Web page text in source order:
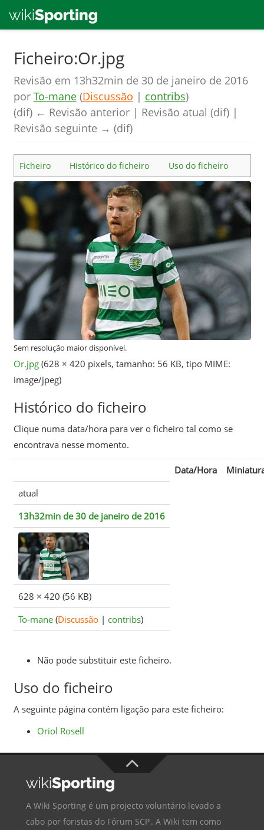
main
content
Ficheiro:Or.jpg
Revisão em 13h32min de 30 de janeiro de 2016
por To-mane (Discussão | contribs)
(dif) ← Revisão anterior | Revisão atual (dif) |
Revisão seguinte → (dif)
Ficheiro Histórico do ficheiro Uso do ficheiro
Sem resolução maior disponível.
Or.jpg‎ (628 × 420 pixels, tamanho: 56 KB, tipo MIME:
image/jpeg)
Histórico do ficheiro
Clique numa data/hora para ver o ficheiro tal como se
encontrava nesse momento.
Data/Hora
atual
13h32min de 30 de janeiro de 2016
628 × 420 (56 KB)
To-mane (Discussão| contribs)
Não pode substituir este ficheiro.
Uso do ficheiro
A seguinte página contém ligação para este ficheiro:
Oriol Rosell
A Wiki Sporting é um projecto voluntário levado a
cabo por foristas do Fórum SCP. A Wiki tem como